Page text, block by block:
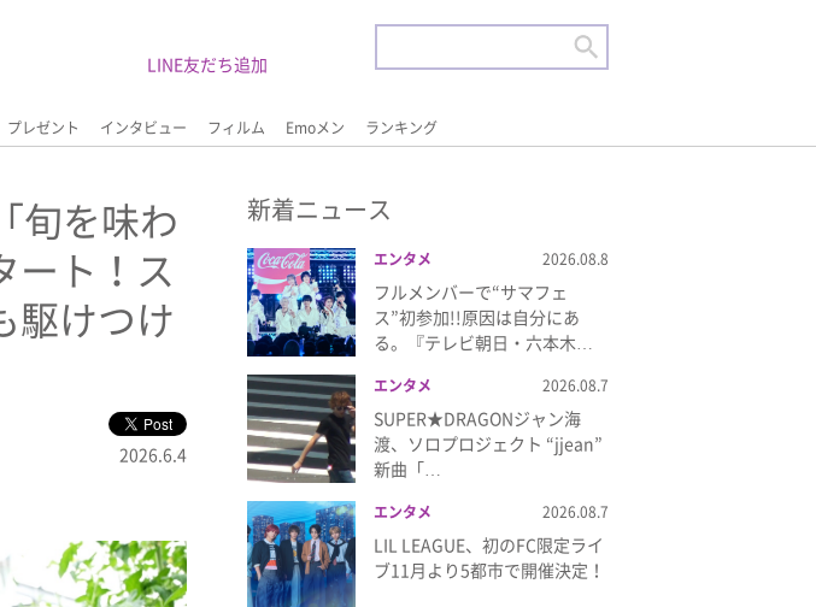
プレゼント インタビュー フィルム Emoメン ランキング
LINE友だち追加
旬を味わ
ート！ス
駆けつけ
2026.6.4
新着ニュース
エンタメ 2026.08.8
フルメンバーで“サマフェ
ス”初参加!!原因は自分にあ
る。『テレビ朝日・六本木…
エンタメ 2026.08.7
SUPER★DRAGONジャン海
渡、ソロプロジェクト “jjean”
新曲「…
エンタメ 2026.08.7
LIL LEAGUE、初のFC限定ライ
ブ11月より5都市で開催決定！